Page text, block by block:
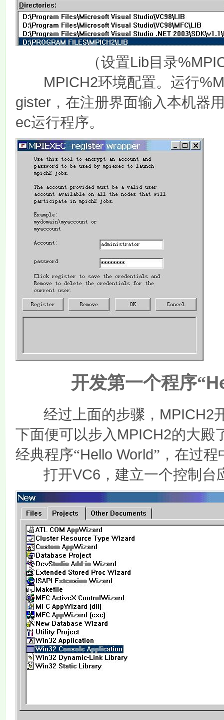
（设置Lib目录
MPICH2环境配置。运行
gister ，在注册界面输入本机器
ec运行程序。
开发第一个程序“
经过上面的步骤， MPICH2
下面便可以步入 MPICH2的大殿
经典程序“Hello World”，在过程
打开VC6 ，建立一个控制